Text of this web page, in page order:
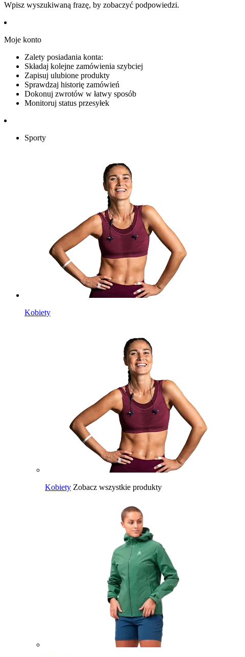
Wpisz wyszukiwaną frazę, by zobaczyć podpowiedzi.
Moje konto
Zalety posiadania konta:
Składaj kolejne zamówienia szybciej
Zapisuj ulubione produkty
Sprawdzaj historię zamówień
Dokonuj zwrotów w łatwy sposób
Monitoruj status przesyłek
Sporty
Kobiety
Kobiety Zobacz wszystkie produkty